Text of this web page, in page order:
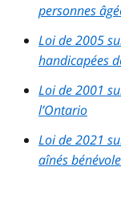
personnes
Loi de 2005
handicapées
Loi de 2001
l’Ontario
Loi de 2021
aînés